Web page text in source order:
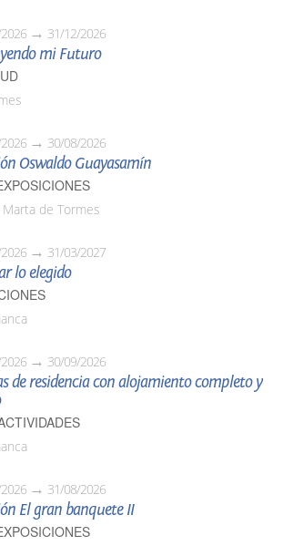
31/12/2026
mi Futuro
30/08/2026
Oswaldo Guayasamín
Marta de Tormes
31/03/2027
lo elegido
30/09/2026
de residencia con alojamiento completo y
31/08/2026
El gran banquete II